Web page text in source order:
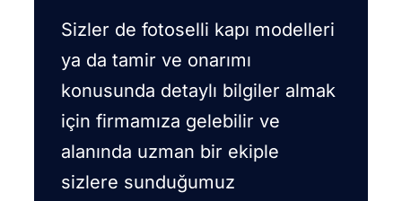
Sizler de fotoselli kapı modelleri
ya da tamir ve onarımı
konusunda detaylı bilgiler almak
için firmamıza gelebilir ve
alanında uzman bir ekiple
sizlere sunduğumuz